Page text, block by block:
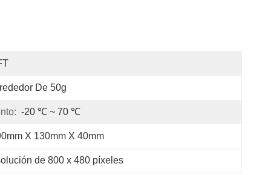
De 50g
-20 ℃ ~ 70 ℃
X 130mm X 40mm
de 800 x 480 píxeles